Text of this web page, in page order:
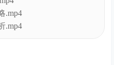
.mp4
点.mp4
维度差异化.mp4
品法.mp4